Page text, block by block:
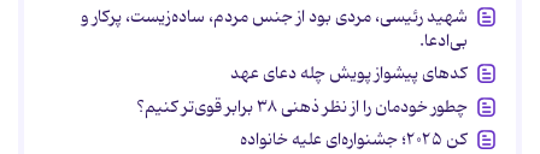
شهید رئیسی، مردی بود از جنس مردم، ساده‌زیست، پرکار و
بی‌ادعا.
کدهای پیشواز پویش چله دعای عهد
چطور خودمان را از نظر ذهنی ۳۸ برابر قوی‌تر کنیم؟
کن ۲۰۲۵؛ جشنواره‌ای علیه خانواده